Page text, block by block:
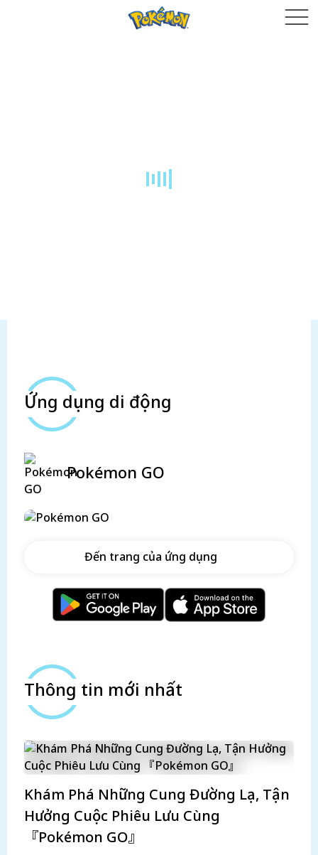
Ứng dụng di động
Pokémon GO
Đến trang của ứng dụng
Thông tin mới nhất
Khám Phá Những Cung Đường Lạ, Tận
Hưởng Cuộc Phiêu Lưu Cùng
『Pokémon GO』